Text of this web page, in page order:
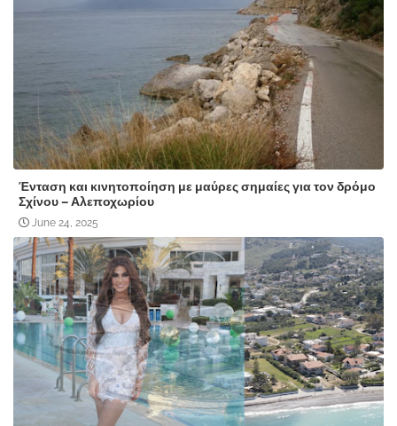
Ένταση και κινητοποίηση με μαύρες σημαίες για τον δρόμο
Σχίνου – Αλεποχωρίου
June 24, 2025